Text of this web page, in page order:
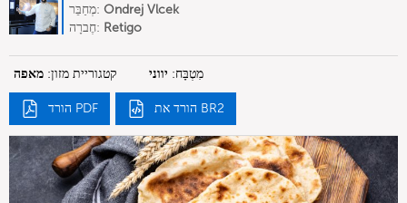
מְחַבֵּר: Ondrej Vlcek
חֶברָה: Retigo
קטגוריית מזון: מאפה מִטְבָּח: יווני
הורד PDF הורד את BR2